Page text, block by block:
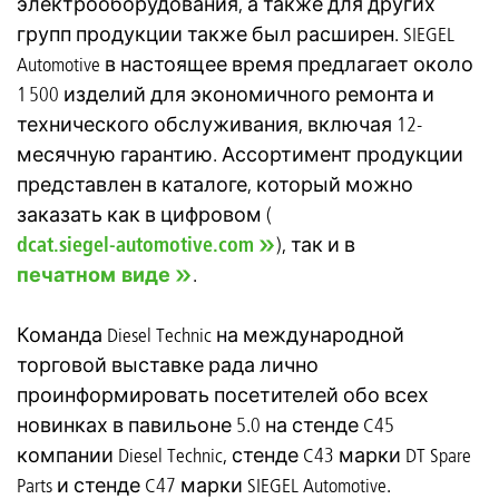
групп продукции также был расширен. SIEGEL
Automotive в настоящее время предлагает около
1 500 изделий для экономичного ремонта и
технического обслуживания, включая 12-
месячную гарантию. Ассортимент продукции
представлен в каталоге, который можно
заказать как в цифровом (
dcat.siegel-automotive.com
), так и в
печатном виде
.
Команда Diesel Technic на международной
торговой выставке рада лично
проинформировать посетителей обо всех
новинках в павильоне 5.0 на стенде C45
компании Diesel Technic, стенде C43 марки DT Spare
Parts и стенде C47 марки SIEGEL Automotive.